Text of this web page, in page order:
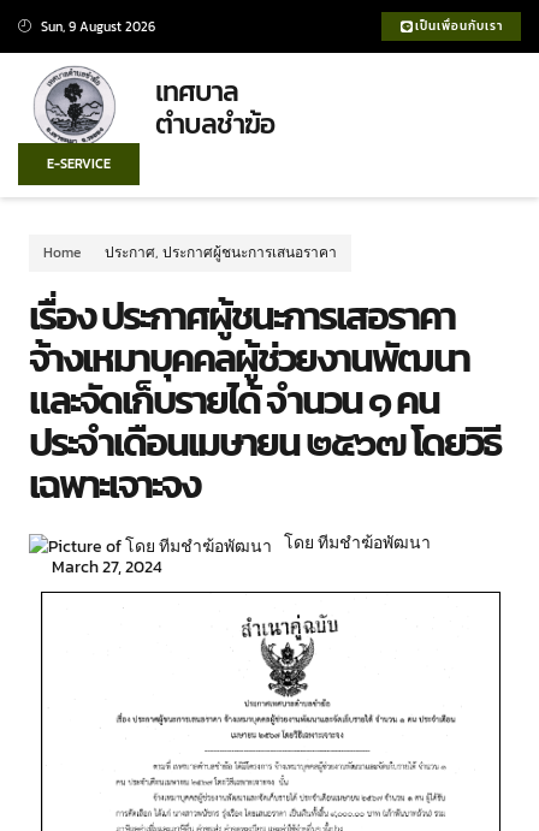
Sun, 9 August 2026 เป็นเพื่อนกับเรา
เทศบาล
ตำบลชำฆ้อ
E-SERVICE
Home ประกาศ, ประกาศผู้ชนะการเสนอราคา
เรื่อง ประกาศผู้ชนะการเสอราคา
จ้างเหมาบุคคลผู้ช่วยงานพัฒนา
และจัดเก็บรายได้ จำนวน ๑ คน
ประจำเดือนเมษายน ๒๕๖๗ โดยวิธี
เฉพาะเจาะจง
โดย ทีมชำฆ้อพัฒนา
March 27, 2024